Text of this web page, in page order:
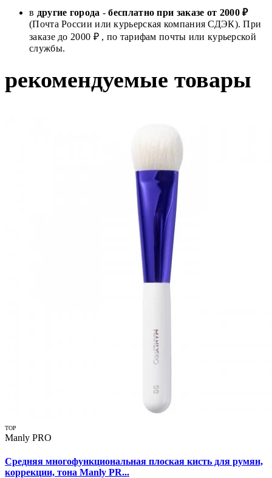
в другие города -бесплатно при заказе от 2000 ₽
(Почта России или курьерская компания СДЭК). При
заказе до 2000 ₽ , по тарифам почты или курьерской
службы.
рекомендуемые товары
TOP
Manly PRO
Средняя многофункциональная плоская кисть для румян,
коррекции, тона Manly PR...